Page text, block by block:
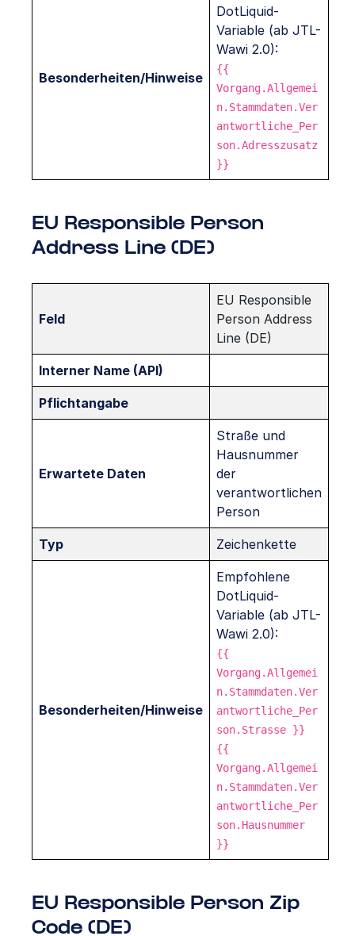
Besonderheiten/Hinweise
DotLiquid-
Variable (ab JTL-
Wawi 2.0):
{{
Vorgang.Allgemei
n.Stammdaten.Ver
antwortliche_Per
son.Adresszusatz
}}
EU Responsible Person
Address Line (DE)
Feld
EU Responsible
Person Address
Line (DE)
Interner Name (API)
Pflichtangabe
Erwartete Daten
Straße und
Hausnummer
der
verantwortlichen
Person
Typ Zeichenkette
Besonderheiten/Hinweise
Empfohlene
DotLiquid-
Variable (ab JTL-
Wawi 2.0):
{{
Vorgang.Allgemei
n.Stammdaten.Ver
antwortliche_Per
son.Strasse }}
{{
Vorgang.Allgemei
n.Stammdaten.Ver
antwortliche_Per
son.Hausnummer
}}
EU Responsible Person Zip
Code (DE)